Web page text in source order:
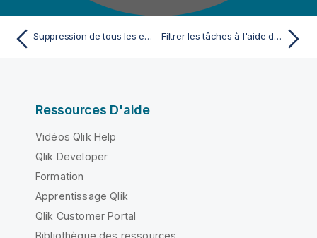
Suppression de tous les enregistrements vides et invalides Filtrer les tâches à l'aide des modèles
Ressources D'aide
Vidéos Qlik Help
Qlik Developer
Formation
Apprentissage Qlik
Qlik Customer Portal